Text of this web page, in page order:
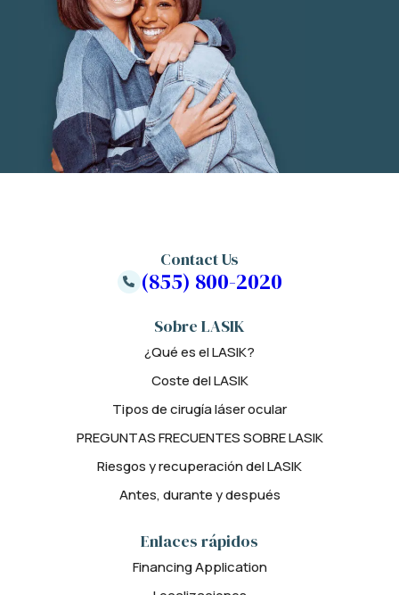
Sobre LASIK
¿Qué es el LASIK?
Coste del LASIK
Tipos de cirugía láser ocular
PREGUNTAS FRECUENTES SOBRE LASIK
Riesgos y recuperación del LASIK
Antes, durante y después
Enlaces rápidos
Financing Application
Contact Us
(855) 800-2020